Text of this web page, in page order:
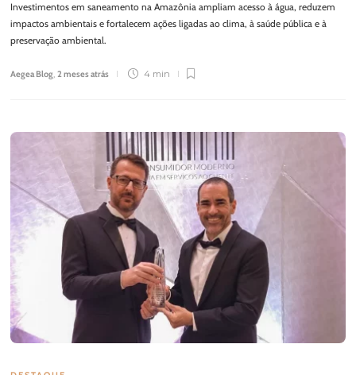
Investimentos em saneamento na Amazônia ampliam acesso à água, reduzem
impactos ambientais e fortalecem ações ligadas ao clima, à saúde pública e à
preservação ambiental.
Aegea Blog,2 meses atrás 4 min